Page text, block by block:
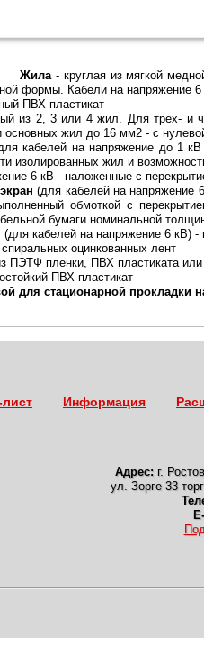
Жила- круглая из мягкой
формы. Кабели на напряжение
ПВХ пластикат
из 2, 3 или 4 жил. Для трех- и
основных жил до 16 мм2 - с
кабелей на напряжение до 1
изолированных жил и
6 кВ - наложенные с
(для кабелей на напряжение
обмоткой с
бумаги номинальной
(для кабелей на напряжение 6 кВ)
оцинкованных лент
ПЭТФ пленки, ПВХ пластиката или
ПВХ
для стационарной прокладки
Информация
Адрес: г.
ул. Зорге 33